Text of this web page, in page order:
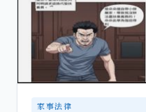
家事法律